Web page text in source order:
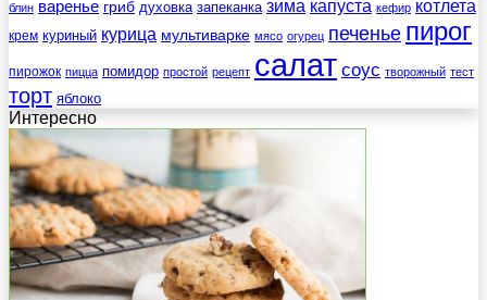
блин варенье гриб духовка запеканка зима капуста кефир котлета
крем куриный курица мультиварке мясо огурец печенье пирог
пирожок пицца помидор простой рецепт салат соус творожный тест
торт яблоко
Интересно